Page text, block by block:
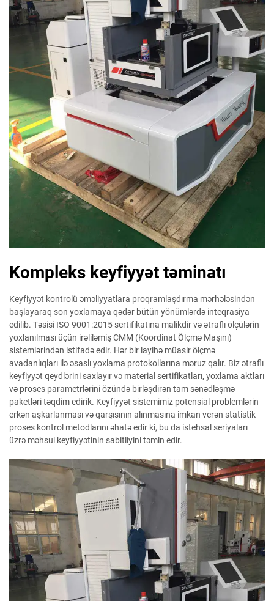
Kompleks keyfiyyət təminatı
Keyfiyyət kontrolü əməliyyatlara proqramlaşdırma mərhələsindən
başlayaraq son yoxlamaya qədər bütün yönümlərdə inteqrasiya
edilib. Təsisi ISO 9001:2015 sertifikatına malikdir və ətraflı ölçülərin
yoxlanılması üçün irəliləmiş CMM (Koordinat Ölçmə Maşını)
sistemlərindən istifadə edir. Hər bir layihə müasir ölçmə
avadanlıqları ilə əsaslı yoxlama protokollarına məruz qalır. Biz ətraflı
keyfiyyət qeydlərini saxlayır və material sertifikatları, yoxlama aktları
və proses parametrlərini özündə birləşdirən tam sənədləşmə
paketləri təqdim edirik. Keyfiyyət sistemimiz potensial problemlərin
erkən aşkarlanması və qarşısının alınmasına imkan verən statistik
proses kontrol metodlarını əhatə edir ki, bu da istehsal seriyaları
üzrə məhsul keyfiyyətinin sabitliyini təmin edir.